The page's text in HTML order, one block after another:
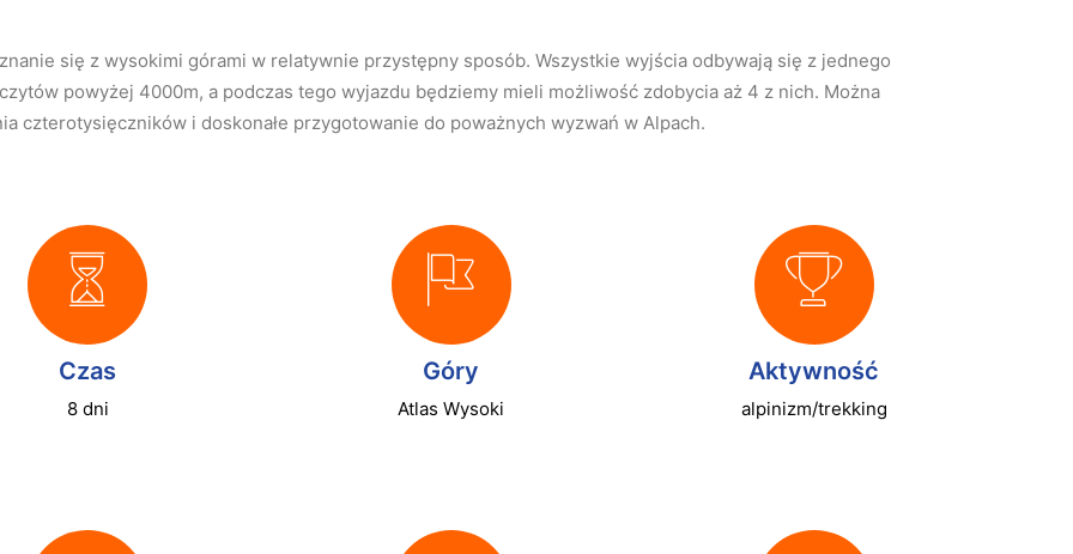
się z wysokimi górami w relatywnie przystępny sposób. Wszystkie wyjścia odbywają się z jednego
powyżej 4000m, a podczas tego wyjazdu będziemy mieli możliwość zdobycia aż 4 z nich. Można
czterotysięczników i doskonałe przygotowanie do poważnych wyzwań w Alpach.
Czas
8 dni
Góry
Atlas Wysoki
Aktywność
alpinizm/trekking